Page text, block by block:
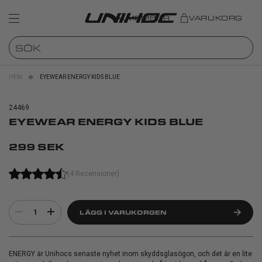
MEMBER VARUKORG
HEM EYEWEAR ENERGY KIDS BLUE
24469
EYEWEAR ENERGY KIDS BLUE
299 SEK
(4 Recensioner)
1 LÄGG I VARUKORGEN
ENERGY är Unihocs senaste nyhet inom skyddsglasögon, och det är en lite